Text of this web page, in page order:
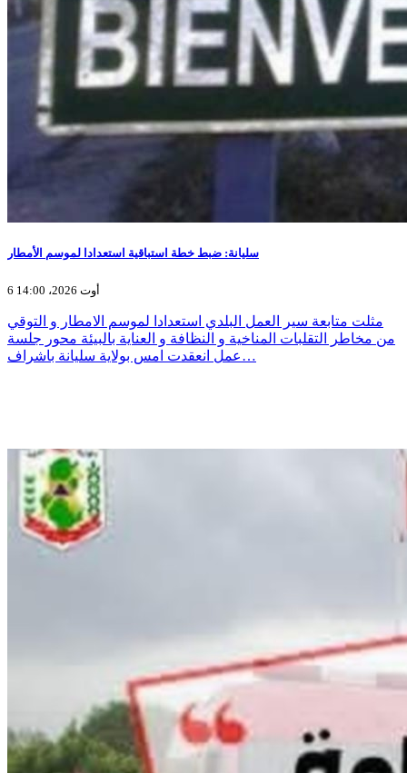
سليانة: ضبط خطة استباقية استعدادا لموسم الأمطار
6 أوت 2026، 14:00
مثلت متابعة سير العمل البلدي استعدادا لموسم الامطار و التوقي
من مخاطر التقلبات المناخية و النظافة و العناية بالبيئة محور جلسة
عمل انعقدت امس بولاية سليانة باشراف…